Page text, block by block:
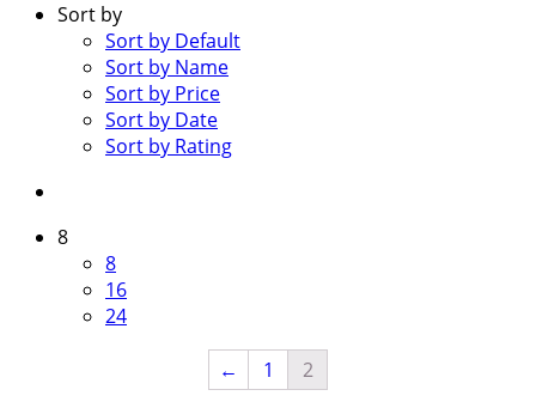
Sort by
Sort by Default
Sort by Name
Sort by Price
Sort by Date
Sort by Rating
8
8
16
24
← 1 2